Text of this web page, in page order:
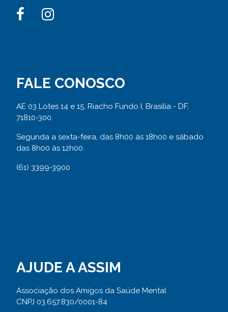
FALE CONOSCO
AE 03 Lotes 14 e 15, Riacho Fundo I, Brasília - DF,
71810-300.
Segunda a sexta-feira, das 8h00 às 18h00 e sábado
das 8h00 às 12h00.
(61) 3399-3900
AJUDE A ASSIM
Associação dos Amigos da Saúde Mental
CNPJ 03.657.830/0001-84